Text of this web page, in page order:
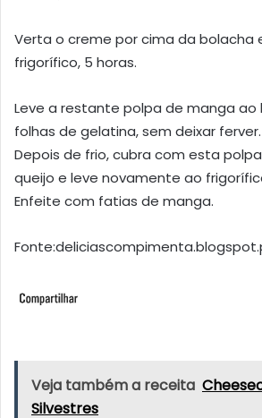
Verta o creme por cima da bolacha
frigorífico, 5 horas.
Leve a restante polpa de manga ao
folhas de gelatina, sem deixar ferver.
Depois de frio, cubra com esta
queijo e leve novamente ao
Enfeite com fatias de manga.
Veja também a receita
Silvestres